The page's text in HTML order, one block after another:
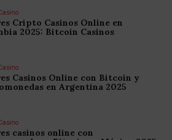
Cripto Casinos Online en
2025: Bitcoin Casinos
Casinos Online con Bitcoin y
en Argentina 2025
casinos online con